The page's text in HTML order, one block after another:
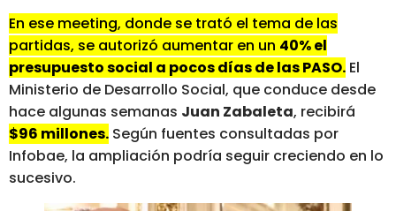
En ese meeting, donde se trató el tema de las
partidas, se autorizó aumentar en un 40% el
presupuesto social a pocos días de las PASO. El
Ministerio de Desarrollo Social, que conduce desde
hace algunas semanas Juan Zabaleta, recibirá
$96 millones. Según fuentes consultadas por
Infobae, la ampliación podría seguir creciendo en lo
sucesivo.